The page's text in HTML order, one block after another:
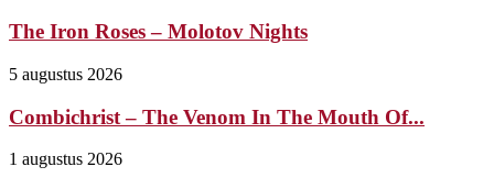
The Iron Roses – Molotov Nights
5 augustus 2026
Combichrist – The Venom In The Mouth Of...
1 augustus 2026